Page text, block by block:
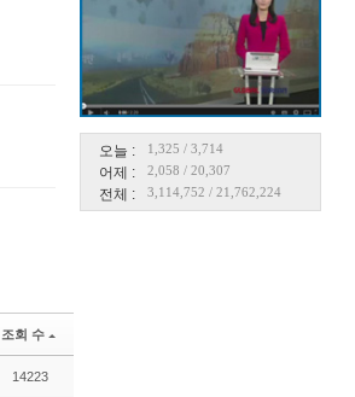
오늘 : 1,325 / 3,714
어제 : 2,058 / 20,307
전체 : 3,114,752 / 21,762,224
조회 수
14223